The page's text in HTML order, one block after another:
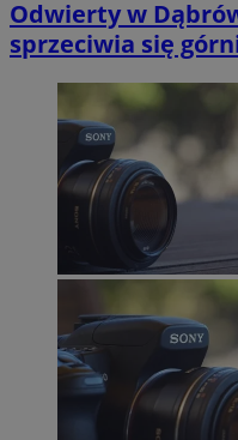
Odwierty w
sprzeciwia się